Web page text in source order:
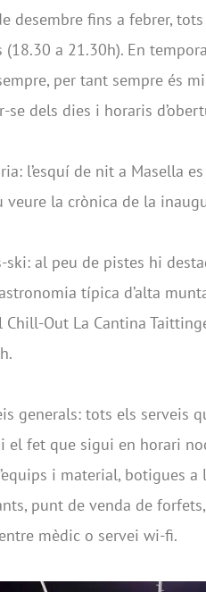
desembre fins a febrer,
(18.30 a 21.30h). En
per tant sempre és
se dels dies i horaris
l’esquí de nit a Masella
veure la crònica de la
ski: al peu de pistes hi
típica d’alta
Out La Cantina
generals: tots els serveis
el fet que sigui en horari
i material, botigues a
punt de venda de
mèdic o servei wi-fi.